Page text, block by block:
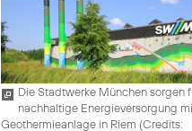
Die Stadtwerke München sorgen
nachhaltige Energieversorgung
Geothermieanlage in Riem (Credits: